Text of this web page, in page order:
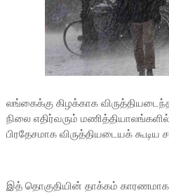
லங்கைக்கு கிழக்காக
நிலை எதிர்வரும்
பிரதேசமாக விருத்தியடையக் கூடிய
இத் தொகுதியின் தாக்கம் காரணமாக